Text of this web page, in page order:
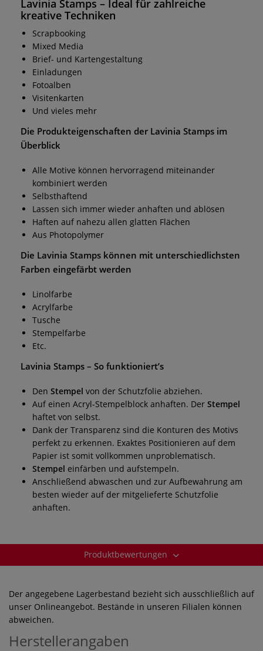
Lavinia Stamps – Ideal für zahlreiche
kreative Techniken
Scrapbooking
Mixed Media
Brief- und Kartengestaltung
Einladungen
Fotoalben
Visitenkarten
Und vieles mehr
Die Produkteigenschaften der Lavinia Stamps im
Überblick
Alle Motive können hervorragend miteinander
kombiniert werden
Selbsthaftend
Lassen sich immer wieder anhaften und ablösen
Haften auf nahezu allen glatten Flächen
Aus Photopolymer
Die Lavinia Stamps können mit unterschiedlichsten
Farben eingefärbt werden
Linolfarbe
Acrylfarbe
Tusche
Stempelfarbe
Etc.
Lavinia Stamps – So funktioniert’s
Den Stempel von der Schutzfolie abziehen.
Auf einen Acryl-Stempelblock anhaften. Der Stempel
haftet von selbst.
Dank der Transparenz sind die Konturen des Motivs
perfekt zu erkennen. Exaktes Positionieren auf dem
Papier ist somit vollkommen unproblematisch.
Stempel einfärben und aufstempeln.
Anschließend abwaschen und zur Aufbewahrung am
besten wieder auf der mitgelieferte Schutzfolie
anhaften.
Produktbewertungen
Der angegebene Lagerbestand bezieht sich ausschließlich auf
unser Onlineangebot. Bestände in unseren Filialen können
abweichen.
Herstellerangaben